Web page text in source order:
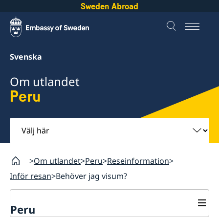
Sweden Abroad
Svenska
Om utlandet
Peru
Välj
här
Om utlandet Peru Reseinformation
Inför resan Behöver jag visum?
Peru